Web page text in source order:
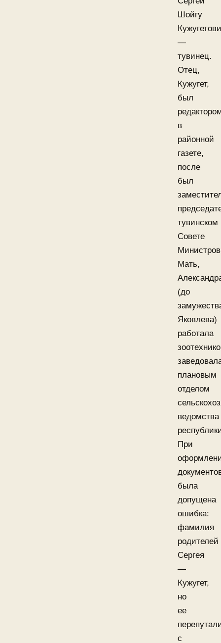
Шойгу
—
тувинец.
Отец,
Кужугет,
был
в
районной
газете,
после
был
тувинском
Совете
Мать,
(до
Яковлева)
работала
плановым
отделом
ведомства
При
была
допущена
ошибка:
фамилия
родителей
Сергея
—
Кужугет,
но
ее
с